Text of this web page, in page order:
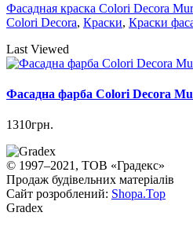
Фасадная краска Colori Decora
Colori Decora, Краски, Краски
Last Viewed
Фасадна фарба Colori Decora
1310грн.
© 1997–2021, ТОВ «Градекс»
Продаж будівельних матеріалів
Сайт розроблений: Shopa.Top
Gradex